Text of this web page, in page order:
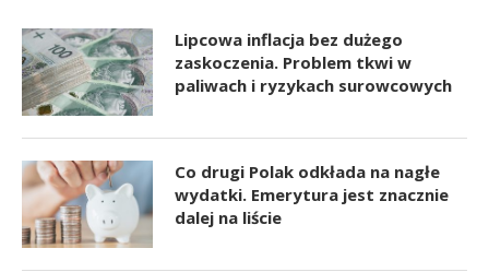
Lipcowa inflacja bez dużego
zaskoczenia. Problem tkwi w
paliwach i ryzykach surowcowych
Co drugi Polak odkłada na nagłe
wydatki. Emerytura jest znacznie
dalej na liście